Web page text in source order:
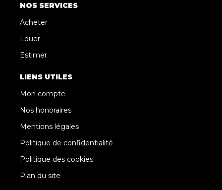
NOS SERVICES
Acheter
Louer
Estimer
LIENS UTILES
Mon compte
Nos honoraires
Mentions légales
Politique de confidentialité
Politique des cookies
Plan du site